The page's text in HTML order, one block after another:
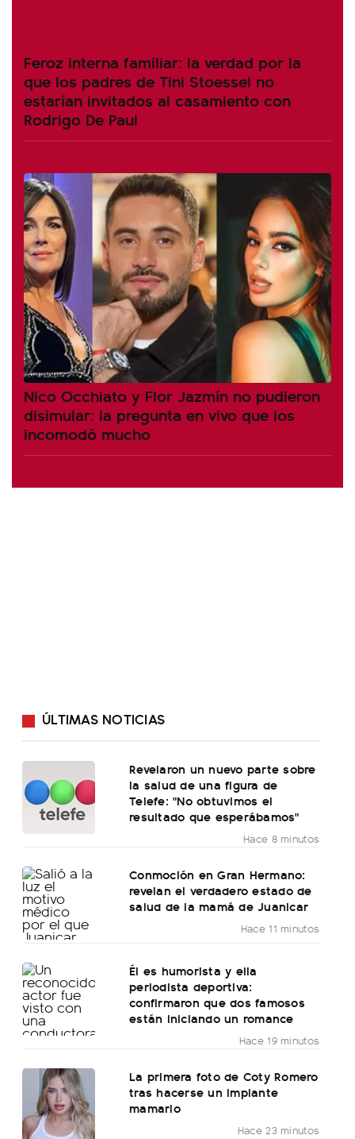
Feroz interna familiar: la verdad por la
que los padres de Tini Stoessel no
estarían invitados al casamiento con
Rodrigo De Paul
Nico Occhiato y Flor Jazmín no pudieron
disimular: la pregunta en vivo que los
incomodó mucho
ÚLTIMAS NOTICIAS
Revelaron un nuevo parte sobre
la salud de una figura de
Telefe: "No obtuvimos el
resultado que esperábamos"
Hace 8 minutos
Conmoción en Gran Hermano:
revelan el verdadero estado de
salud de la mamá de Juanicar
Hace 11 minutos
Él es humorista y ella
periodista deportiva:
confirmaron que dos famosos
están iniciando un romance
Hace 19 minutos
La primera foto de Coty Romero
tras hacerse un implante
mamario
Hace 23 minutos